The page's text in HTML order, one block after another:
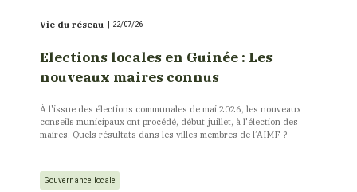
Vie du réseau | 22/07/26
Elections locales en Guinée : Les
nouveaux maires connus
À l'issue des élections communales de mai 2026, les nouveaux
conseils municipaux ont procédé, début juillet, à l'élection des
maires. Quels résultats dans les villes membres de l’AIMF ?
Gouvernance locale